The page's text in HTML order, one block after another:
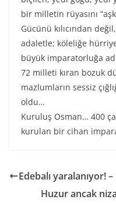
bir milletin rüyasını
Gücünü kılıcından
adaletle; köleliğe
büyük imparatorluğa
72 milleti kıran bozuk
mazlumların sessiz
oldu…
Kuruluş Osman… 400
kurulan bir cihan
Edebalı yaralanıyor!
Huzur ancak